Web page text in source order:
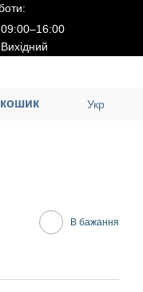
09:00–16:00
Вихідний
кошик Укр
В бажання